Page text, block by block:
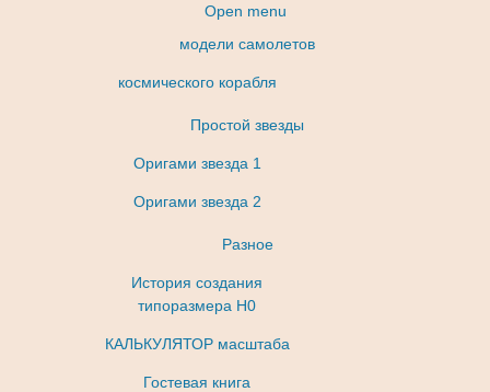
Open menu
модели самолетов
космического корабля
Простой звезды
Оригами звезда 1
Оригами звезда 2
Разное
История создания
типоразмера Н0
КАЛЬКУЛЯТОР масштаба
Гостевая книга